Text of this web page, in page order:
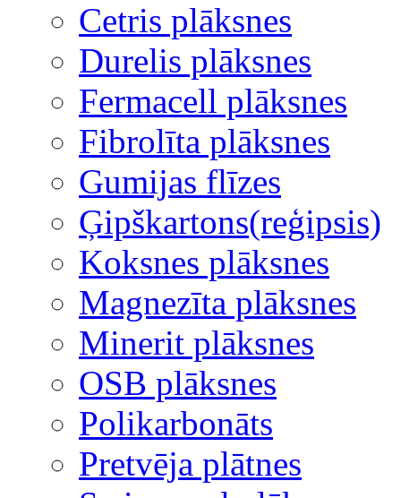
Cetris plāksnes
Durelis plāksnes
Fermacell plāksnes
Fibrolīta plāksnes
Gumijas flīzes
Ģipškartons(reģipsis)
Koksnes plāksnes
Magnezīta plāksnes
Minerit plāksnes
OSB plāksnes
Polikarbonāts
Pretvēja plātnes